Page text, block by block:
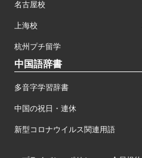
名古屋校
上海校
杭州プチ留学
中国語辞書
多音字学習辞書
中国の祝日・連休
新型コロナウイルス関連用語